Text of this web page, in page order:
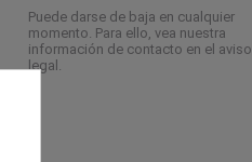
Puede darse de baja en cualquier
momento. Para ello, vea nuestra
información de contacto en el aviso
legal.